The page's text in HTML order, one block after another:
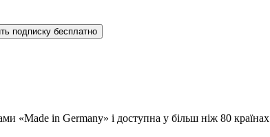
in Germany» і доступна у більш ніж 80 країнах